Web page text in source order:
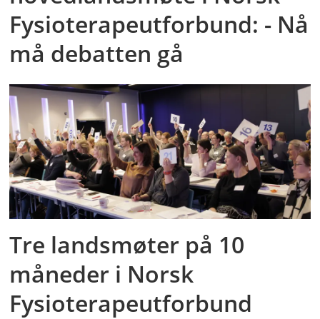
Fysioterapeutforbund: - Nå
må debatten gå
Tre landsmøter på 10
måneder i Norsk
Fysioterapeutforbund